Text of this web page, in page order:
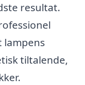
resultat.
lampens
tiltalende,